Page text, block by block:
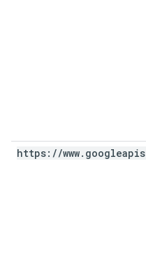
https: //www. googleapis